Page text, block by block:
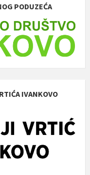
PODUZEĆA
IVANKOVO